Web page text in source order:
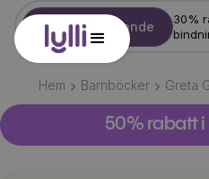
Starta erbjudande
30%
Hem Barnböcker Greta
50% rabatt